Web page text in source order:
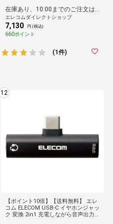
ト 最大42時間再生 IPX4 ブラック
エレコムダイレクトショップ
7,130 円 (税込)
660ポイント
(1件)
12
【ポイント10倍】【送料無料】 エレ
コム ELECOM USB-C イヤホンジャッ
ク 変換 2in1 充電しながら音声出力